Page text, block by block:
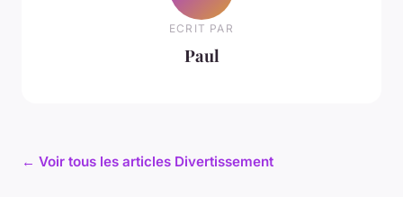
ECRIT PAR
Paul
← Voir tous les articles Divertissement